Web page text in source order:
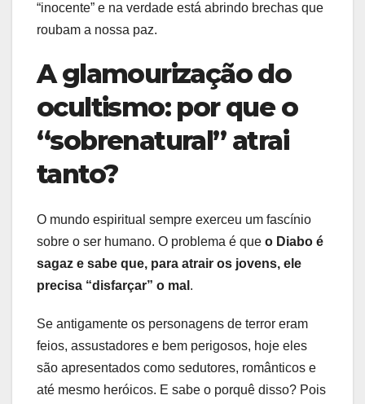
“inocente” e na verdade está abrindo brechas que
roubam a nossa paz.
A glamourização do
ocultismo: por que o
“sobrenatural” atrai
tanto?
O mundo espiritual sempre exerceu um fascínio
sobre o ser humano. O problema é que o Diabo é
sagaz e sabe que, para atrair os jovens, ele
precisa “disfarçar” o mal .
Se antigamente os personagens de terror eram
feios, assustadores e bem perigosos, hoje eles
são apresentados como sedutores, românticos e
até mesmo heróicos. E sabe o porquê disso? Pois